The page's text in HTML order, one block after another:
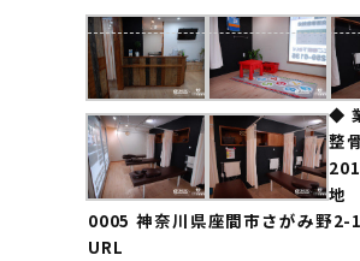
◆
整
地
0005 神奈川県座間市さがみ野2-
URL